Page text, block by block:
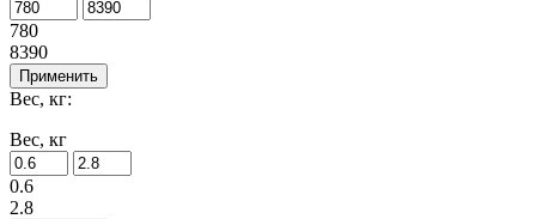
780
8390
Применить
Вес, кг:
Вес, кг
0.6
2.8